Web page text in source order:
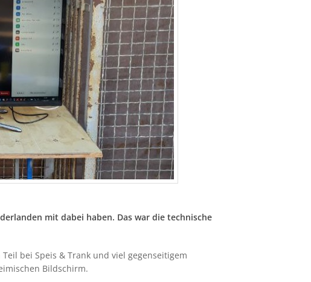
mit dabei haben. Das war die technische
bei Speis & Trank und viel gegenseitigem
Bildschirm.